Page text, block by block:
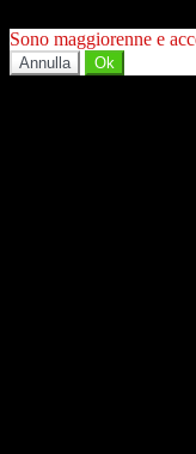
Sono maggiorenne e
Annulla Ok